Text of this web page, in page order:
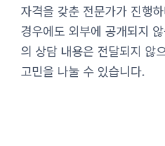
자격을 갖춘 전문가가 진행
경우에도 외부에 공개되지
의 상담 내용은 전달되지 않
고민을 나눌 수 있습니다.